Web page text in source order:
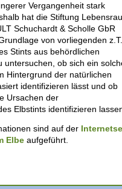
Vergangenheit stark
hat die Stiftung
Schuchardt & Scholle GbR
von vorliegenden z.T.
Stints aus behördlichen
untersuchen, ob sich ein
Hintergrund der natürlichen
identifizieren lässt und ob
Ursachen der
Elbstints identifizieren
sind auf der
Elbe aufgeführt.